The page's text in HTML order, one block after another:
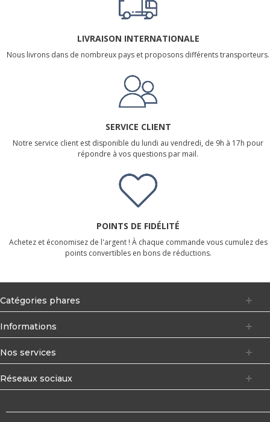
LIVRAISON INTERNATIONALE
Nous livrons dans de nombreux pays et proposons différents transporteurs.
SERVICE CLIENT
Notre service client est disponible du lundi au vendredi, de 9h à 17h pour
répondre à vos questions par mail.
POINTS DE FIDÉLITÉ
Achetez et économisez de l'argent ! À chaque commande vous cumulez des
points convertibles en bons de réductions.
Catégories phares
Informations
Nos services
Réseaux sociaux